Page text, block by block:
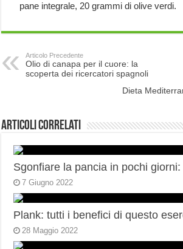
pane integrale, 20 grammi di olive verdi.
Articolo Precedente
Olio di canapa per il cuore: la
scoperta dei ricercatori spagnoli
Dieta
Articoli correlati
Sgonfiare la pancia in pochi
7 Giugno 2022
Plank: tutti i benefici di questo
28 Maggio 2022